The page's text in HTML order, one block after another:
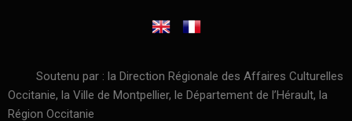
Soutenu par : la Direction Régionale des Affaires Culturelles
Occitanie, la Ville de Montpellier, le Département de l’Hérault, la
Région Occitanie